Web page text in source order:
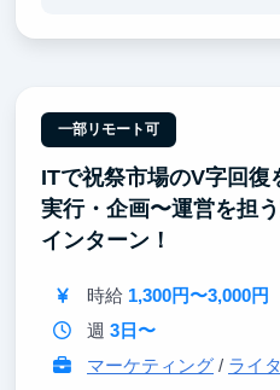
一部リモート可
ITで祝祭市場のV字回復
実行・企画〜運営を担
インターン！
時給 1,300円〜3,000円
週 3日〜
マーケティング/ ライ